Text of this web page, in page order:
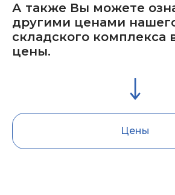
А также Вы можете
другими ценами
складского комплекса
цены.
Цены